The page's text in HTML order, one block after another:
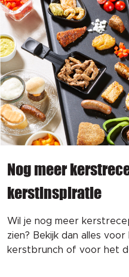
Nog meer
kerstinspiratie
Wil je nog meer
zien? Bekijk dan alles
kerstbrunch of voor het